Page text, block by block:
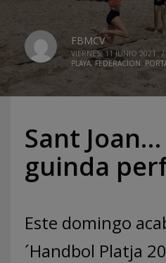
FBMCV
VIERNES, 11 JUNIO 2021 /
PLAYA,FEDERACION,
Sant Joan…
guinda
Este domingo
´Handbol Platja